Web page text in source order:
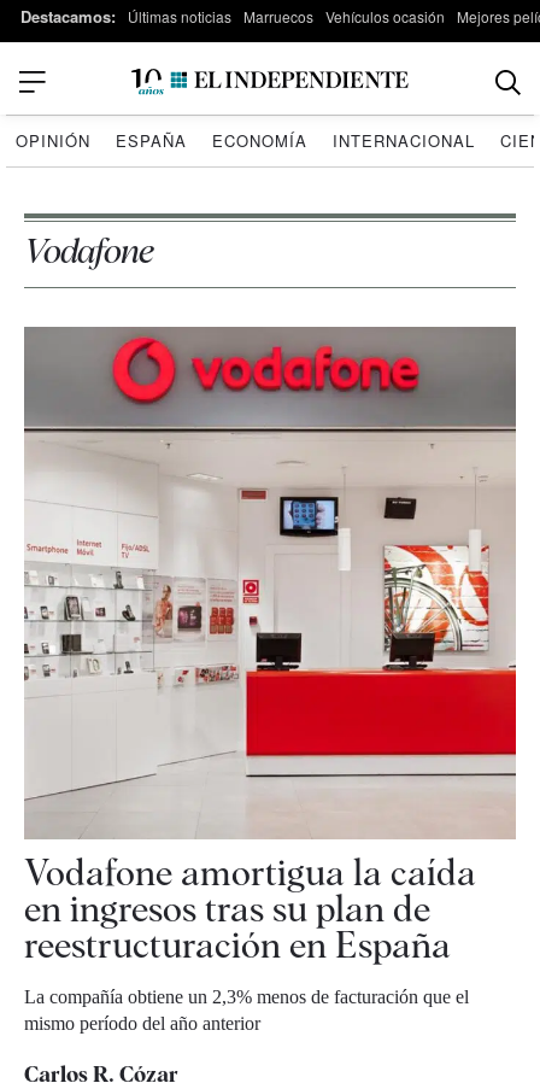
Destacamos: Últimas noticias Marruecos Vehículos ocasión Mejores
OPINIÓN ESPAÑA ECONOMÍA INTERNACIONAL
Vodafone
Vodafone amortigua la caída
en ingresos tras su plan de
reestructuración en España
La compañía obtiene un 2,3% menos de facturación que el
mismo período del año anterior
Carlos R. Cózar